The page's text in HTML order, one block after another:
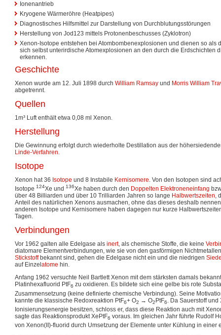
Ionenantrieb
Kryogene Wärmeröhre (Heatpipes)
Diagnostisches Hilfsmittel zur Darstellung von Durchblutungsstörungen
Herstellung von Jod123 mittels Protonenbeschusses (Zyklotron)
Xenon-Isotope entstehen bei Atombombenexplosionen und dienen so als
sich selbst unterirdische Atomexplosionen an den durch die Erdschichten
erkennen.
Geschichte
Xenon wurde am 12. Juli 1898 durch William Ramsay und Morris William
abgetrennt.
Quellen
1m³ Luft enthält etwa 0,08 ml Xenon.
Herstellung
Die Gewinnung erfolgt durch wiederholte Destillation aus der
Linde-Verfahren.
Isotope
Xenon hat 36 Isotope und 8 Instabile Kernisomere. Von den Isotopen sind
Isotope 124Xe und 136Xe haben durch den Doppelten Elektroneneinfang
über 48 Billiarden und über 10 Trilliarden Jahren so lange Halbwertszeiten,
Anteil des natürlichen Xenons ausmachen, ohne das dieses deshalb
anderen Isotope und Kernisomere haben dagegen nur kurze
Tagen.
Verbindungen
Vor 1962 galten alle Edelgase als inert, als chemische Stoffe, die keine
diatomare Elementverbindungen, wie sie von den gasförmigen
Stickstoffbekannt sind, gehen die Edelgase nicht ein und die niedrigen
auf Einzel atome hin.
Anfang 1962 versuchte Neil Bartlett Xenon mit dem stärksten damals
Platinhexafluorid PtF6 zu oxidieren. Es bildete sich eine gelbe bis rote
Zusammensetzung (keine definierte chemische Verbindung). Seine
kannte die klassische Redoxreaktion PtF6+ O2 → O2PtF6
. Da Sauerstoff
Ionisierungsenergie besitzen, schloss er, dass diese Reaktion auch mit
sagte das Reaktionsprodukt XePtF6 voraus. Im gleichen Jahr führte Rudolf
von Xenon(II)-fluorid durch Umsetzung der Elemente unter Kühlung in einer